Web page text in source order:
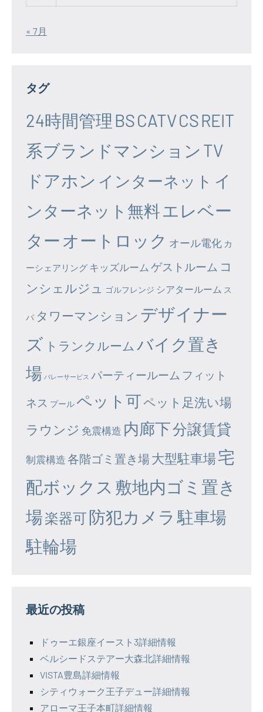
« 7月
タグ
24時間管理 BSCATVCSREIT
系ブランドマンション TV
ドアホン インターネット イ
ンターネット無料エレベー
ター オートロック オール電化 カ
ーシェアリング キッズルーム ゲストルーム コ
ンシェルジュ
ゴルフレンジ シアタールーム ス
パ タワーマンション デザイナー
ズ トランクルーム バイク置き
場 バレーサービス パーティールーム フィット
ネス プール ペット可ペット足洗い場
ラウンジ 免震構造 内廊下分譲賃貸
制震構造 各階ゴミ置き場大型駐車場宅
配ボックス 敷地内ゴミ置き
場楽器可防犯カメラ 駐車場
駐輪場
最近の投稿
ドゥーエ銀座イースト3詳細情報
ベルシードステアー大森北詳細情報
VISTA豊島詳細情報
シティウォーク王子デュー詳細情報
アローマ王子本町詳細情報